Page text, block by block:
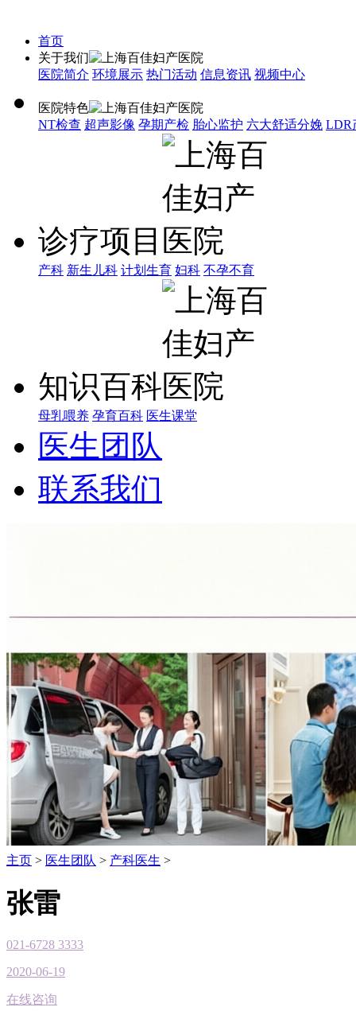
首页
关于我们
医院简介 环境展示 热门活动 信息资讯 视频中心
医院特色
NT检查 超声影像 孕期产检 胎心监护 六大舒适分娩 LDR
诊疗项目
产科 新生儿科 计划生育 妇科 不孕不育
知识百科
母乳喂养 孕育百科 医生课堂
医生团队
联系我们
主页 > 医生团队 > 产科医生 >
张雷
021-6728 3333
2020-06-19
在线咨询